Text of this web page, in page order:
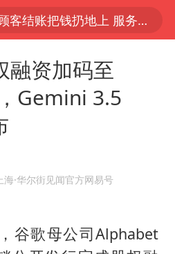
顾客结账把钱扔地上 服务员霸气扔回
国退回1000亿美元关税
药库存告急 美军补货难
《Monica》填词人黎彼得去世
资加码至
Gemini 3.5
海·华尔街见闻官方网易号
谷歌母公司Alphabet